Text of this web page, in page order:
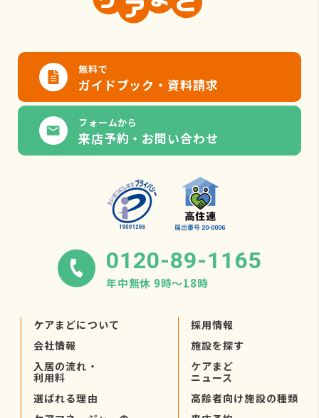
無料で
ガイドブック・資料請求
フォームから
来店予約・お問い合わせ
0120-89-1165
年中無休 9時〜18時
ケアまどについて
会社情報
入居の流れ・
利用料
選ばれる理由
採用情報
施設を探す
ケアまど
ニュース
高齢者向け施設の種類